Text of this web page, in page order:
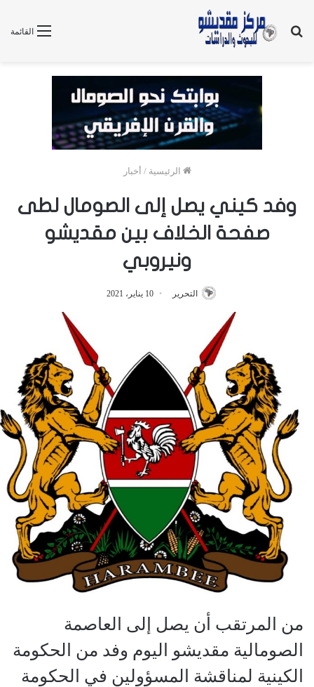
القائمة
بحث
الرئيسية / أخبار
وفد كيني يصل إلى الصومال لطى
صفحة الخلاف بين مقديشو
ونيروبي
التحرير 10 يناير، 2021
من المرتقب أن يصل إلى العاصمة
الصومالية مقديشو اليوم وفد من الحكومة
الكينية لمناقشة المسؤولين في الحكومة